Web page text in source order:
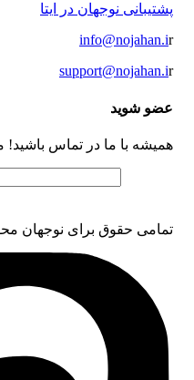
پشتیبانی نوجهان در ایتا
info@nojahan.i
support@nojahan.i
عضو شوید
همیشه با ما در تماس
تمامی حقوق برای نوجهان